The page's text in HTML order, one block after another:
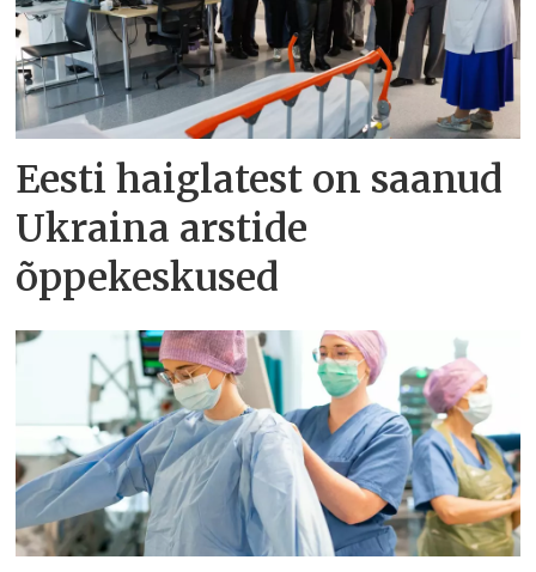
Eesti haiglatest on saanud
Ukraina arstide
õppekeskused